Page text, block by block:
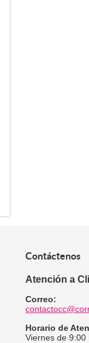
Contáctenos
Atención a
Correo:
Horario de
Viernes de 9:00